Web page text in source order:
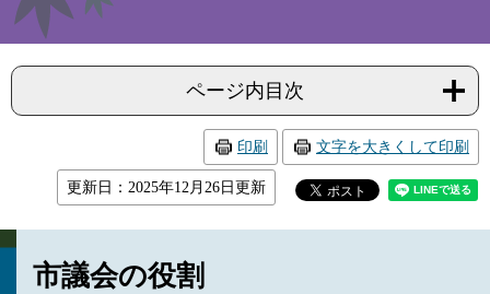
ページ内目次
印刷 文字を大きくして印刷
更新日：2025年12月26日更新
市議会の役割